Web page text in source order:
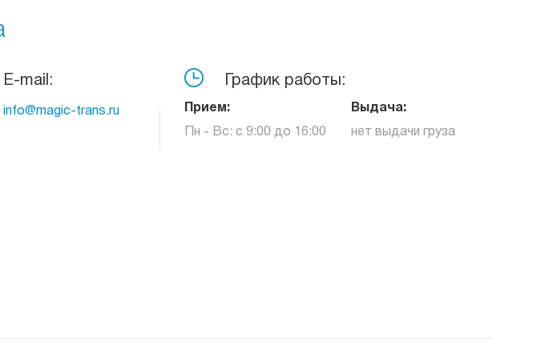
E-mail:
info@magic-trans.ru
График работы:
Прием:
Пн - Вс: с 9:00 до 16:00
Выдача:
нет выдачи груза